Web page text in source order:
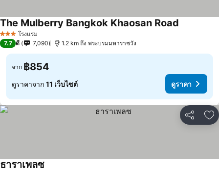
3 ดาว โรงแรม
The Mulberry Bangkok Khaosan Road
7.7 ดี 7,090 1.2 km ถึง พระบรมมหาราชวัง
จาก ฿854
ดูราคาจาก 11 เว็บไซต์ ดูราคา
แชร์ เ
ธาราเพลซ